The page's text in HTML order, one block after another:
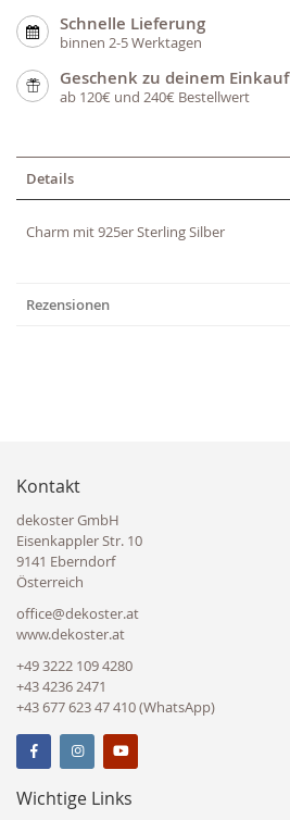
Schnelle Lieferung
binnen 2-5 Werktagen
Geschenk zu deinem Einkauf
ab 120€ und 240€ Bestellwert
Details
Charm mit 925er Sterling Silber
Rezensionen
Kontakt
dekoster GmbH
Eisenkappler Str. 10
9141 Eberndorf
Österreich
office@dekoster.at
www.dekoster.at
+49 3222 109 4280
+43 4236 2471
+43 677 623 47 410 (WhatsApp)
Wichtige Links